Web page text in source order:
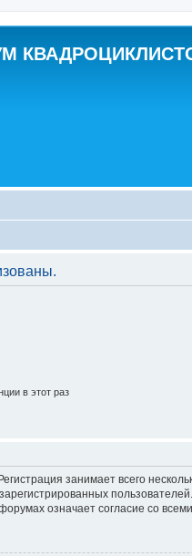
в этот раз
занимает всего
означает согласие со